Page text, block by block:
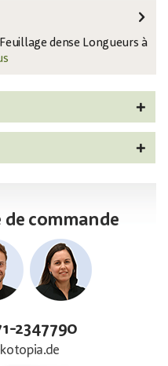
dense Longueurs à
de commande
2347790